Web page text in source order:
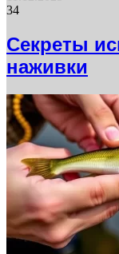
34
Секреты
наживки